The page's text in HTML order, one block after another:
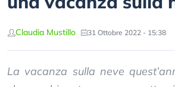
Claudia Mustillo 31 Ottobre 2022 - 15:38
La vacanza sulla neve